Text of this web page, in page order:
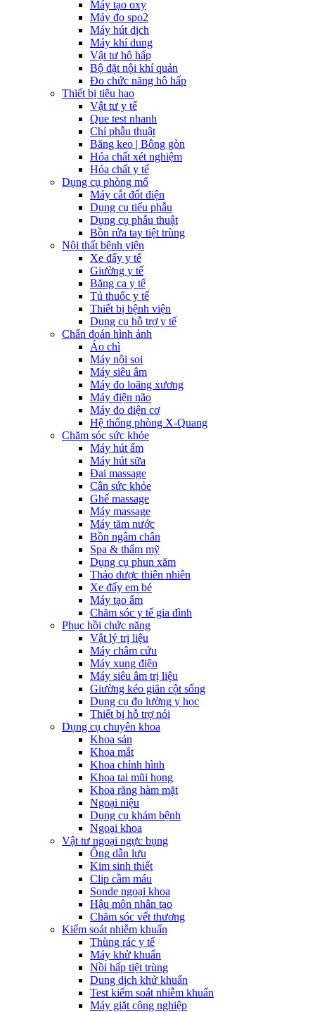
Máy tạo oxy
Máy đo spo2
Máy hút dịch
Máy khí dung
Vật tư hô hấp
Bộ đặt nội khí quản
Đo chức năng hô hấp
Thiết bị tiêu hao
Vật tư y tế
Que test nhanh
Chỉ phẫu thuật
Băng keo | Bông gòn
Hóa chất xét nghiệm
Hóa chất y tế
Dụng cụ phòng mổ
Máy cắt đốt điện
Dụng cụ tiểu phẫu
Dụng cụ phẫu thuật
Bồn rửa tay tiệt trùng
Nội thất bệnh viện
Xe đẩy y tế
Giường y tế
Băng ca y tế
Tủ thuốc y tế
Thiết bị bệnh viện
Dụng cụ hỗ trợ y tế
Chẩn đoán hình ảnh
Áo chì
Máy nội soi
Máy siêu âm
Máy đo loãng xương
Máy điện não
Máy đo điện cơ
Hệ thống phòng X-Quang
Chăm sóc sức khỏe
Máy hút ẩm
Máy hút sữa
Đai massage
Cân sức khỏe
Ghế massage
Máy massage
Máy tăm nước
Bồn ngâm chân
Spa & thẩm mỹ
Dụng cụ phun xăm
Thảo dược thiên nhiên
Xe đẩy em bé
Máy tạo ẩm
Chăm sóc y tế gia đình
Phục hồi chức năng
Vật lý trị liệu
Máy châm cứu
Máy xung điện
Máy siêu âm trị liệu
Giường kéo giãn cột sống
Dụng cụ đo lường y học
Thiết bị hỗ trợ nói
Dụng cụ chuyên khoa
Khoa sản
Khoa mắt
Khoa chỉnh hình
Khoa tai mũi họng
Khoa răng hàm mặt
Ngoại niệu
Dụng cụ khám bệnh
Ngoại khoa
Vật tư ngoại ngực bụng
Ống dẫn lưu
Kim sinh thiết
Clip cầm máu
Sonde ngoại khoa
Hậu môn nhân tạo
Chăm sóc vết thương
Kiểm soát nhiễm khuẩn
Thùng rác y tế
Máy khử khuẩn
Nồi hấp tiệt trùng
Dung dịch khử khuẩn
Test kiểm soát nhiễm khuẩn
Máy giặt công nghiệp